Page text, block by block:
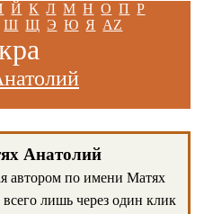
Й К Л М Н О П Р
Ш Щ Э Ю Я AZ
Анатолий
автором по имени Матях
лишь через один клик